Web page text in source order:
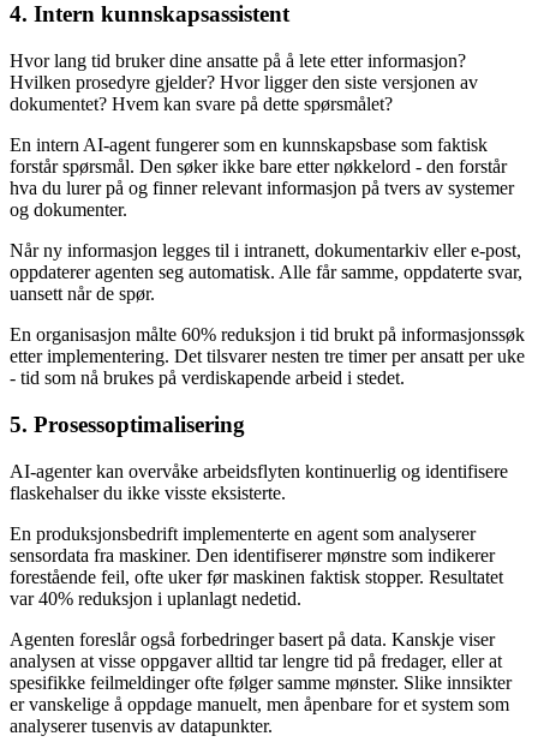
4. Intern kunnskapsassistent
Hvor lang tid bruker dine ansatte på å lete etter informasjon?
Hvilken prosedyre gjelder? Hvor ligger den siste versjonen av
dokumentet? Hvem kan svare på dette spørsmålet?
En intern AI-agent fungerer som en kunnskapsbase som faktisk
forstår spørsmål. Den søker ikke bare etter nøkkelord - den forstår
hva du lurer på og finner relevant informasjon på tvers av systemer
og dokumenter.
Når ny informasjon legges til i intranett, dokumentarkiv eller e-post,
oppdaterer agenten seg automatisk. Alle får samme, oppdaterte svar,
uansett når de spør.
En organisasjon målte 60% reduksjon i tid brukt på informasjonssøk
etter implementering. Det tilsvarer nesten tre timer per ansatt per uke
- tid som nå brukes på verdiskapende arbeid i stedet.
5. Prosessoptimalisering
AI-agenter kan overvåke arbeidsflyten kontinuerlig og identifisere
flaskehalser du ikke visste eksisterte.
En produksjonsbedrift implementerte en agent som analyserer
sensordata fra maskiner. Den identifiserer mønstre som indikerer
forestående feil, ofte uker før maskinen faktisk stopper. Resultatet
var 40% reduksjon i uplanlagt nedetid.
Agenten foreslår også forbedringer basert på data. Kanskje viser
analysen at visse oppgaver alltid tar lengre tid på fredager, eller at
spesifikke feilmeldinger ofte følger samme mønster. Slike innsikter
er vanskelige å oppdage manuelt, men åpenbare for et system som
analyserer tusenvis av datapunkter.